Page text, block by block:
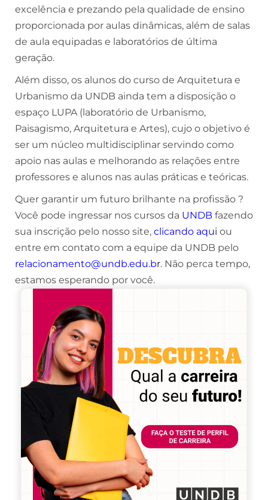
excelência e prezando pela qualidade de ensino
proporcionada por aulas dinâmicas, além de salas
de aula equipadas e laboratórios de última
geração.
Além disso, os alunos do curso de Arquitetura e
Urbanismo da UNDB ainda tem a disposição o
espaço LUPA (laboratório de Urbanismo,
Paisagismo, Arquitetura e Artes), cujo o objetivo é
ser um núcleo multidisciplinar servindo como
apoio nas aulas e melhorando as relações entre
professores e alunos nas aulas práticas e teóricas.
Quer garantir um futuro brilhante na profissão ?
Você pode ingressar nos cursos da UNDB fazendo
sua inscrição pelo nosso site, clicando aqui ou
entre em contato com a equipe da UNDB pelo
relacionamento@undb.edu.br. Não perca tempo,
estamos esperando por você.